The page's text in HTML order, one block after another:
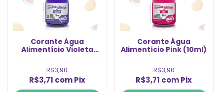
Corante Água
Alimentício Violeta
R$3,90
R$3,71 com Pix
Corante Água
Alimentício Pink (10ml)
R$3,90
R$3,71 comPix